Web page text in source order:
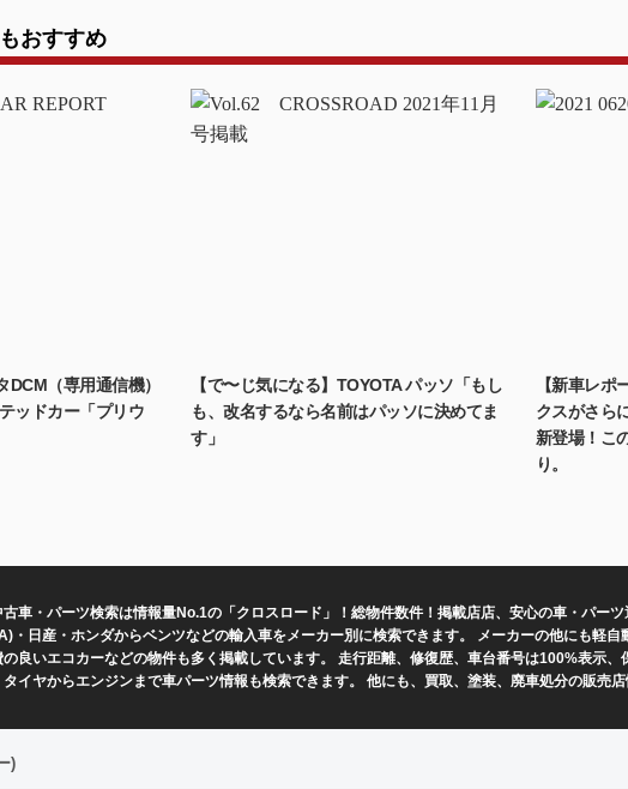
おすすめ
DCM（専用通信機）
ッドカー「プリウ
【で〜じ気になる】TOYOTA パッソ「もし
も、改名するなら名前はパッソに決めてま
す」
【新車レポ
クスがさら
新登場！こ
り。
古車・パーツ検索は情報量No.1の「クロスロード」！総物件数件！掲載店店、安心の車・パー
・日産・ホンダからベンツなどの輸入車をメーカー別に検索できます。 メーカーの他にも軽
の良いエコカーなどの物件も多く掲載しています。 走行距離、修復歴、車台番号は100%表示
タイヤからエンジンまで車パーツ情報も検索できます。 他にも、買取、塗装、廃車処分の販売
)